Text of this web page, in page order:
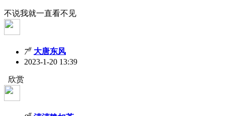
不说我就一直看不见
7# 大唐东风
2023-1-20 13:39
欣赏